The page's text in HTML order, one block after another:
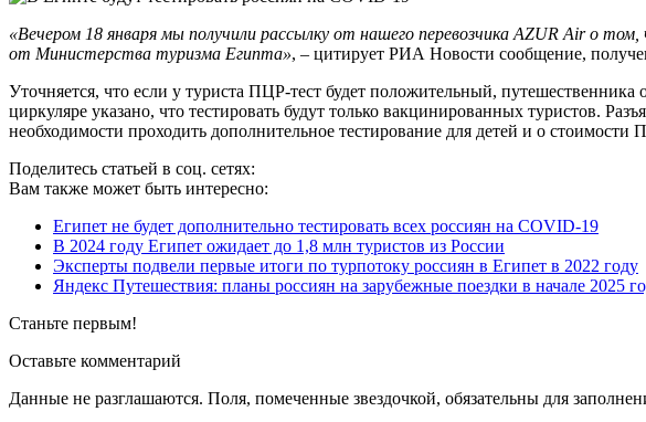
«Вечером 18 января мы получили рассылку от нашего перевозчика AZUR Air о
от Министерства туризма Египта», – цитирует РИА Новости сообщение,
Уточняется, что если у туриста ПЦР-тест будет положительный,
циркуляре указано, что тестировать будут только вакцинированных туристов.
необходимости проходить дополнительное тестирование для детей и о стоимости
Поделитесь статьей в соц. сетях:
Вам также может быть интересно:
Египет не будет дополнительно тестировать всех россиян на COVID-19
В 2024 году Египет ожидает до 1,8 млн туристов из России
Эксперты подвели первые итоги по турпотоку россиян в Египет в 2022 году
Яндекс Путешествия: планы россиян на зарубежные поездки в начале 2025
Станьте первым!
Оставьте комментарий
Данные не разглашаются. Поля, помеченные звездочкой, обязательны для